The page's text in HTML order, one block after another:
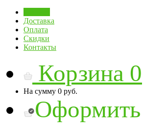
Доставка
Оплата
Скидки
Контакты
Корзина 0
На сумму 0 руб.
Оформить